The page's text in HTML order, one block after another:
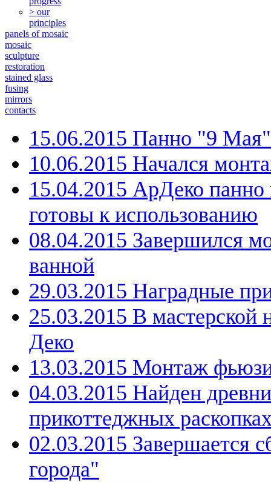
> our
principles
panels of mosaic
mosaic
sculpture
restoration
stained glass
fusing
mirrors
contacts
15.06.2015 Панно "9
10.06.2015 Начался
15.04.2015 АрДеко
готовы к использованию
08.04.2015 Завершился
ванной
29.03.2015 Наградные
25.03.2015 В мастерской
Деко
13.03.2015 Монтаж
04.03.2015 Найден
прикоттеджных
02.03.2015 Завершается
города"